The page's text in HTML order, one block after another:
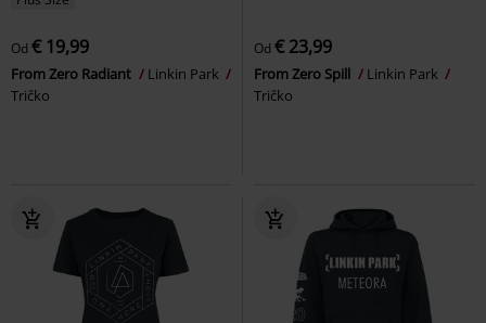
Od € 19,99
From Zero Radiant
Linkin Park
Tričko
Od € 23,99
From Zero Spill
Linkin Park
Tričko